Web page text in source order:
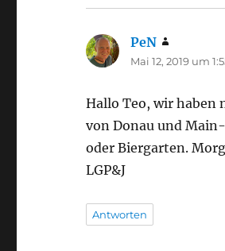
PeN
Mai 12, 2019 um
Hallo Teo, wir haben
von Donau und
oder Biergarten.
LGP&J
Antworten